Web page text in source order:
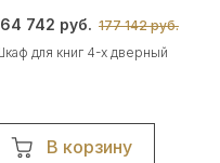
742 руб. 177 142 руб.
для книг 4-х дверный
В корзину